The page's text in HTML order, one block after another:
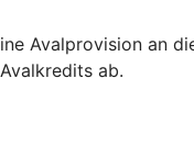
Avalprovision an
ab.